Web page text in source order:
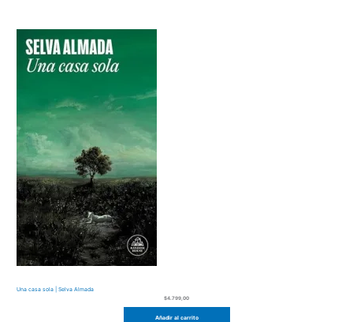
Una casa sola | Selva Almada
$4.799,00
Añadir al carrito